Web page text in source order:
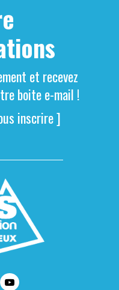
et recevez
boite e-mail !
inscrire ]